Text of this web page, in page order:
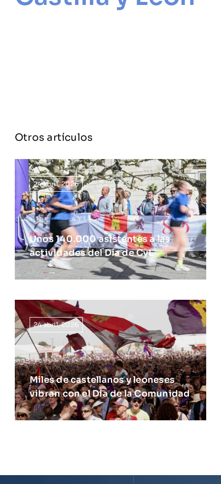
Otros artículos
24 abril, 2026
Unos 140.000 asistentes a las
actividades del Día de CyL
24 abril, 2026
Miles de castellanos y leoneses
vibran con el Día de la Comunidad